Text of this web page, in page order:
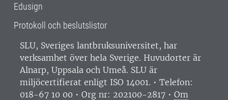
Edusign
Protokoll och beslutslistor
SLU, Sveriges lantbruksuniversitet, har
verksamhet över hela Sverige. Huvudorter är
Alnarp, Uppsala och Umeå. SLU är
miljöcertifierat enligt ISO 14001. • Telefon:
018-67 10 00 • Org nr: 202100-2817 • Om